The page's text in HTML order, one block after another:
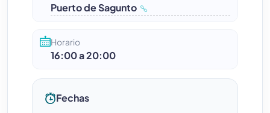
Puerto de Sagunto
Horario
16:00 a 20:00
Fechas